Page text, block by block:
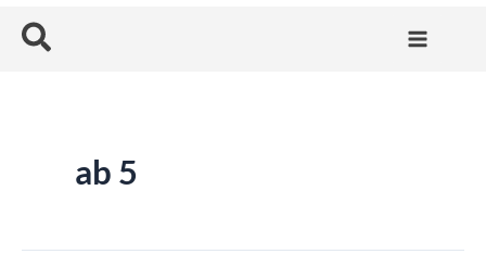
Suchen
ab 5